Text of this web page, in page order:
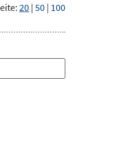
20 | 50 | 100